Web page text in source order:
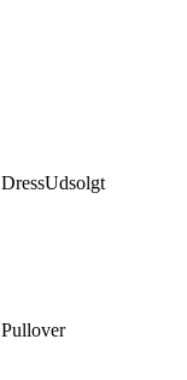
Udsolgt